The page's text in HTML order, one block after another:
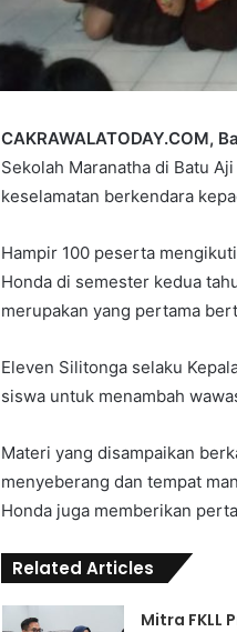
CAKRAWALATODAY.COM,
Sekolah Maranatha di Batu
keselamatan berkendara
Hampir 100 peserta
Honda di semester kedua
merupakan yang pertama
Eleven Silitonga selaku
siswa untuk menambah
Materi yang disampaikan
menyeberang dan tempat
Honda juga memberikan
Related Articles
Mitra FKLL